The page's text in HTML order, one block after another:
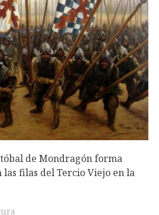
de Mondragón forma
las filas del Tercio Viejo en la